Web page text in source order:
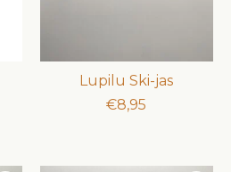
Lupilu Ski-jas
€8,95